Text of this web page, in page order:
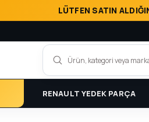
LÜTFEN SATIN
RENAULT YEDEK PARÇA